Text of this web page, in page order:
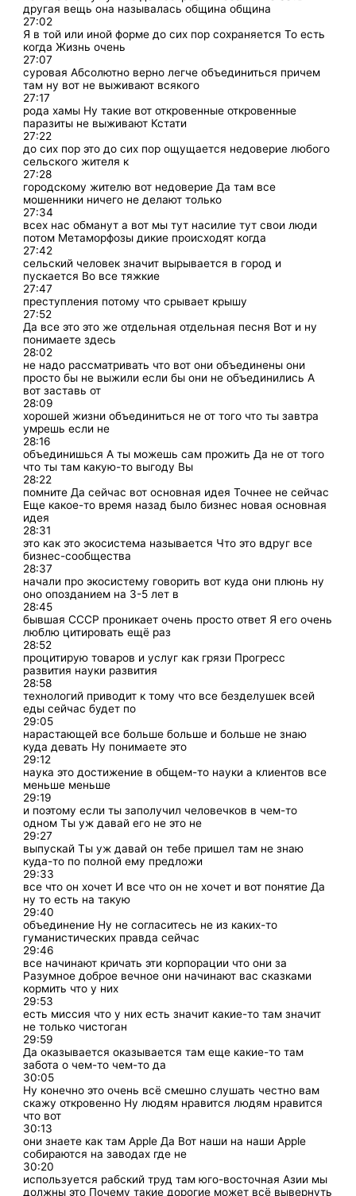
другая вещь она называлась община община
27:02
Я в той или иной форме до сих пор сохраняется То есть
когда Жизнь очень
27:07
суровая Абсолютно верно легче объединиться причем
там ну вот не выживают всякого
27:17
рода хамы Ну такие вот откровенные откровенные
паразиты не выживают Кстати
27:22
до сих пор это до сих пор ощущается недоверие любого
сельского жителя к
27:28
городскому жителю вот недоверие Да там все
мошенники ничего не делают только
27:34
всех нас обманут а вот мы тут насилие тут свои люди
потом Метаморфозы дикие происходят когда
27:42
сельский человек значит вырывается в город и
пускается Во все тяжкие
27:47
преступления потому что срывает крышу
27:52
Да все это это же отдельная отдельная песня Вот и ну
понимаете здесь
28:02
не надо рассматривать что вот они объединены они
просто бы не выжили если бы они не объединились А
вот заставь от
28:09
хорошей жизни объединиться не от того что ты завтра
умрешь если не
28:16
объединишься А ты можешь сам прожить Да не от того
что ты там какую-то выгоду Вы
28:22
помните Да сейчас вот основная идея Точнее не сейчас
Еще какое-то время назад было бизнес новая основная
идея
28:31
это как это экосистема называется Что это вдруг все
бизнес-сообщества
28:37
начали про экосистему говорить вот куда они плюнь ну
оно опозданием на 3-5 лет в
28:45
бывшая СССР проникает очень просто ответ Я его очень
люблю цитировать ещё раз
28:52
процитирую товаров и услуг как грязи Прогресс
развития науки развития
28:58
технологий приводит к тому что все безделушек всей
еды сейчас будет по
29:05
нарастающей все больше больше и больше не знаю
куда девать Ну понимаете это
29:12
наука это достижение в общем-то науки а клиентов все
меньше меньше
29:19
и поэтому если ты заполучил человечков в чем-то
одном Ты уж давай его не это не
29:27
выпускай Ты уж давай он тебе пришел там не знаю
куда-то по полной ему предложи
29:33
все что он хочет И все что он не хочет и вот понятие Да
ну то есть на такую
29:40
объединение Ну не согласитесь не из каких-то
гуманистических правда сейчас
29:46
все начинают кричать эти корпорации что они за
Разумное доброе вечное они начинают вас сказками
кормить что у них
29:53
есть миссия что у них есть значит какие-то там значит
не только чистоган
29:59
Да оказывается оказывается там еще какие-то там
забота о чем-то чем-то да
30:05
Ну конечно это очень всё смешно слушать честно вам
скажу откровенно Ну людям нравится людям нравится
что вот
30:13
они знаете как там Apple Да Вот наши на наши Apple
собираются на заводах где не
30:20
используется рабский труд там юго-восточная Азии мы
должны это Почему такие дорогие может всё вывернуть